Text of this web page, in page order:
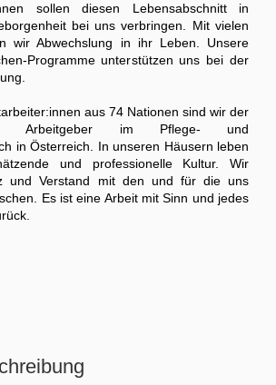
sollen diesen Lebensabschnitt in
bei uns verbringen. Mit vielen
wir Abwechslung in ihr Leben. Unsere
Programme unterstützen uns bei der
aus 74 Nationen sind wir der
Arbeitgeber im Pflege- und
in Österreich. In unseren Häusern leben
und professionelle Kultur. Wir
und Verstand mit den und für die uns
Es ist eine Arbeit mit Sinn und jedes